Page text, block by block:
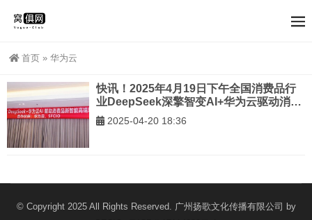
首页 » 华为云
快讯！2025年4月19日下午全国消费品行
业DeepSeek深擎智变AI+华为云驱动消费
品新智能高端培训沙龙圆满举办！
2025-04-20 18:36
© Copyright 2025 All Rights Reserved. 广州扬歌文化传播有限公司 by